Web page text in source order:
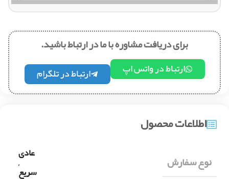
برای دریافت مشاوره با ما در ارتباط باشید.
ارتباط در واتس اپ ارتباط در تلگرام
اطلاعات محصول
نوع سفارش
عادی
,
سریع